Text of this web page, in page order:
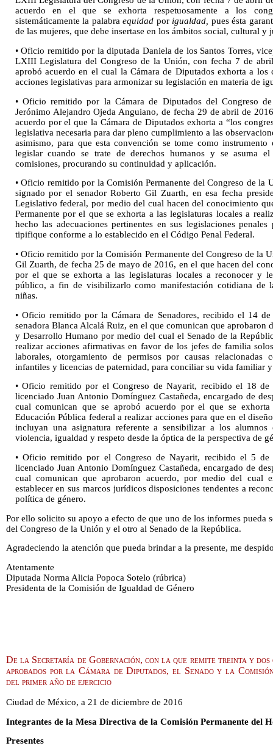
acuerdo en el que se exhorta respetuosamente a los
sistemáticamente la palabraequidad por igualdad, pues ésta
de las mujeres, que debe insertase en los ámbitos social, cultural y
• Oficio remitido por la diputada Daniela de los Santos Torres,
LXIII Legislatura del Congreso de la Unión, con fecha 7 de
aprobó acuerdo en el cual la Cámara de Diputados exhorta a los
acciones legislativas para armonizar su legislación en materia de
• Oficio remitido por la Cámara de Diputados del Congreso
Jerónimo Alejandro Ojeda Anguiano, de fecha 29 de abril de
acuerdo por el que la Cámara de Diputados exhorta a “los
legislativa necesaria para dar pleno cumplimiento a las
asimismo, para que esta convención se tome como
legislar cuando se trate de derechos humanos y se asuma
comisiones, procurando su continuidad y aplicación.
• Oficio remitido por la Comisión Permanente del Congreso de la
signado por el senador Roberto Gil Zuarth, en esa fecha
Legislativo federal, por medio del cual hacen del conocimiento
Permanente por el que se exhorta a las legislaturas locales a
hecho las adecuaciones pertinentes en sus legislaciones
tipifique conforme a lo establecido en el Código Penal Federal.
• Oficio remitido por la Comisión Permanente del Congreso de la
Gil Zuarth, de fecha 25 de mayo de 2016, en el que hacen del
por el que se exhorta a las legislaturas locales a reconocer y
público, a fin de visibilizarlo como manifestación cotidiana de
niñas.
• Oficio remitido por la Cámara de Senadores, recibido el 14
senadora Blanca Alcalá Ruiz, en el que comunican que aprobaron
y Desarrollo Humano por medio del cual el Senado de la
realizar acciones afirmativas en favor de los jefes de familia
laborales, otorgamiento de permisos por causas relacionadas
infantiles y licencias de paternidad, para conciliar su vida familiar
• Oficio remitido por el Congreso de Nayarit, recibido el 18
licenciado Juan Antonio Domínguez Castañeda, encargado de
cual comunican que se aprobó acuerdo por el que se exhorta
Educación Pública federal a realizar acciones para que en el
incluyan una asignatura referente a sensibilizar a los
violencia, igualdad y respeto desde la óptica de la perspectiva de
• Oficio remitido por el Congreso de Nayarit, recibido el 5
licenciado Juan Antonio Domínguez Castañeda, encargado de
cual comunican que aprobaron acuerdo, por medio del cual
establecer en sus marcos jurídicos disposiciones tendentes a
política de género.
Por ello solicito su apoyo a efecto de que uno de los informes pueda
del Congreso de la Unión y el otro al Senado de la República.
Agradeciendo la atención que pueda brindar a la presente, me
Atentamente
Diputada Norma Alicia Popoca Sotelo (rúbrica)
Presidenta de la Comisión de Igualdad de Género
De la Secretaría de Gobernación, con la que remite treinta y dos
aprobados por la Cámara de Diputados, el Senado y la
del primer año de ejercicio
Ciudad de México, a 21 de diciembre de 2016
Integrantes de la Mesa Directiva de la Comisión Permanente del
Presentes